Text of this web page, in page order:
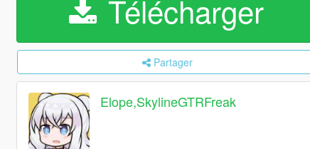
Télécharger
Partager
Elope,SkylineGTRFreak